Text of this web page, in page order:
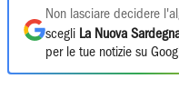
Non lasciare decidere
scegli La Nuova
per le tue notizie su